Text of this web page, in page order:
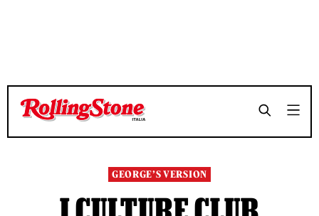
TEMPO DI LETTURA 6 MINUTI SHARE
TEMPO DI LETTURA 6 MINUTI SHARE
GEORGE’S VERSION